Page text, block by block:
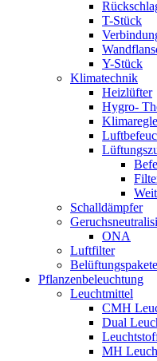
T-Stück
Y-Stück
Klimatechnik
Heizlüfter
Hygro-
Schalldämpfer
ONA
Luftfilter
Belüftungspakete
Pflanzenbeleuchtung
Leuchtmittel
CMH
Dual
MH